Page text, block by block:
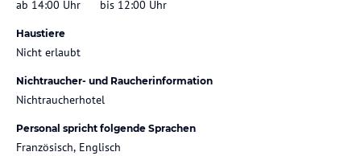
ab 14:00 Uhr bis 12:00 Uhr
Haustiere
Nicht erlaubt
Nichtraucher- und Raucherinformation
Nichtraucherhotel
Personal spricht folgende Sprachen
Französisch, Englisch